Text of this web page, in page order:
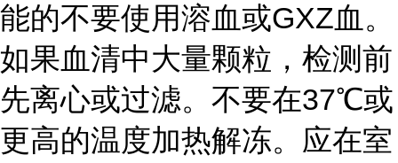
能的不要使用溶血或GXZ血。
如果血清中大量颗粒，检测前
先离心或过滤。不要在37℃或
更高的温度加热解冻。应在室